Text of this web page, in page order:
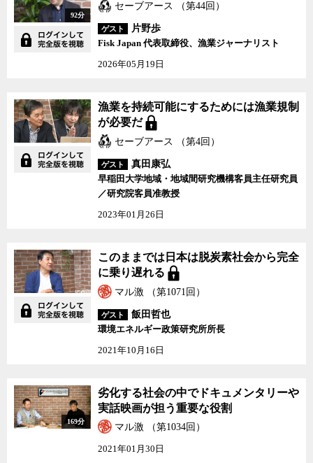
92分
セーブアース （第44回）
ゲスト
片野歩
Fisk Japan 代表取締役、漁業ジャーナリスト
2026年05月19日
漁業を持続可能にするためには漁業規制
が必要だ
セーブアース （第4回）
ゲスト
真田康弘
早稲田大学地域・地域間研究機構客員主任研究員
／研究院客員准教授
2023年01月26日
このままでは日本は脱炭素社会から完全
に乗り遅れる
マル激 （第1071回）
ゲスト
飯田哲也
環境エネルギー政策研究所所長
2021年10月16日
169分
劣化する社会の中でドキュメンタリーや
実話映画が担う重要な役割
マル激 （第1034回）
2021年01月30日